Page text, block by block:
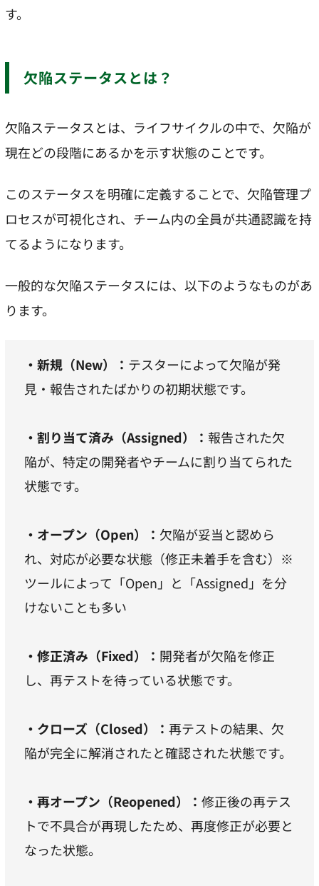
す。
欠陥ステータスとは？
欠陥ステータスとは、ライフサイクルの中で、欠陥が
現在どの段階にあるかを示す状態のことです。
このステータスを明確に定義することで、欠陥管理プ
ロセスが可視化され、チーム内の全員が共通認識を持
てるようになります。
一般的な欠陥ステータスには、以下のようなものがあ
ります。
・新規（New）： テスターによって欠陥が発
見・報告されたばかりの初期状態です。
・割り当て済み（Assigned）： 報告された欠
陥が、特定の開発者やチームに割り当てられた
状態です。
・オープン（Open）： 欠陥が妥当と認めら
れ、対応が必要な状態（修正未着手を含む）※
ツールによって「Open」と「Assigned」を分
けないことも多い
・修正済み（Fixed）： 開発者が欠陥を修正
し、再テストを待っている状態です。
・クローズ（Closed）： 再テストの結果、欠
陥が完全に解消されたと確認された状態です。
・再オープン（Reopened）： 修正後の再テス
トで不具合が再現したため、再度修正が必要と
なった状態。